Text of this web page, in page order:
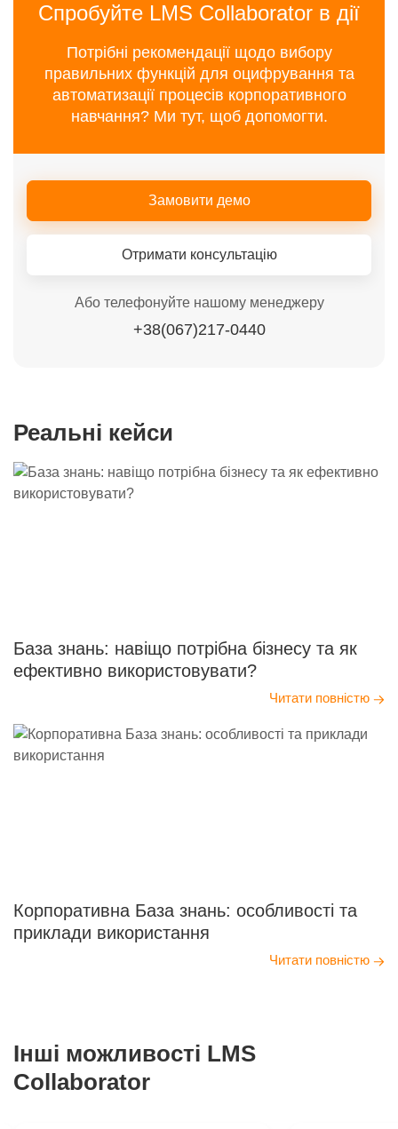
Спробуйте LMS Collaborator в дії
Потрібні рекомендації щодо вибору
правильних функцій для оцифрування та
автоматизації процесів корпоративного
навчання? Ми тут, щоб допомогти.
Замовити демо
Отримати консультацію
Або телефонуйте нашому менеджеру
+38(067)217-0440
Реальні кейси
База знань: навіщо потрібна бізнесу та як
ефективно використовувати?
Читати повністю
Корпоративна База знань: особливості та
приклади використання
Читати повністю
Інші можливості LMS
Collaborator